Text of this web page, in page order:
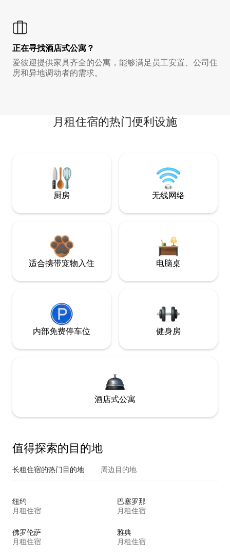
正在寻找酒店式公寓？
爱彼迎提供家具齐全的公寓，能够满足员工安置、公司住
房和异地调动者的需求。
月租住宿的热门便利设施
厨房 无线网络
适合携带宠物入住 电脑桌
内部免费停车位 健身房
酒店式公寓
值得探索的目的地
长租住宿的热门目的地 周边目的地
纽约
月租住宿
巴塞罗那
月租住宿
佛罗伦萨
月租住宿
雅典
月租住宿